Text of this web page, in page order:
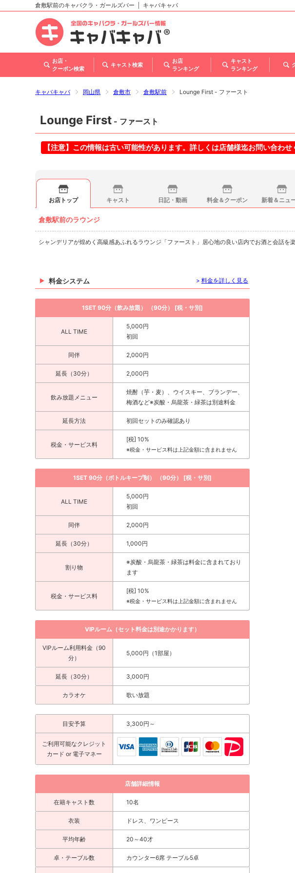
北海道
東北
甲信越・北陸
関西
倉敷駅前のキャバクラ・ガールズバー キャバキャバ
お店・
クーポン検索
キャスト検索
お店
ランキング
キャスト
ランキング
キャバキャバ 岡山県 倉敷市 倉敷駅前 Lounge First - ファースト
Lounge First - ファースト
【注意】この情報は古い可能性があります。詳しくは店舗様迄お問い合わせ
お店トップ キャスト 日記・動画 料金＆クーポン 新着＆ニュ
倉敷駅前のラウンジ
シャンデリアが煌めく高級感あふれるラウンジ「ファースト」居心地の良い店内でお酒と会話を
料金システム > 料金を詳しく見る
1SET 90分（飲み放題） （90分） [税・サ別]
ALL TIME
5,000円
初回
同伴 2,000円
延長（30分） 2,000円
飲み放題メニュー
焼酎（芋・麦）、ウイスキー、ブランデー、
梅酒など※炭酸・烏龍茶・緑茶は別途料金
延長方法 初回セットのみ確認あり
税金・サービス料
[税] 10%
※税金・サービス料は上記金額に含まれません
1SET 90分（ボトルキープ制） （90分） [税・サ別]
ALL TIME
5,000円
初回
同伴 2,000円
延長（30分） 1,000円
割り物
※炭酸・烏龍茶・緑茶は料金に含まれており
ます
税金・サービス料
[税] 10%
※税金・サービス料は上記金額に含まれません
VIPルーム（セット料金は別途かかります）
VIPルーム利用料金（90
分）
5,000円（1部屋）
延長（30分） 3,000円
カラオケ 歌い放題
目安予算 3,300円～
ご利用可能なクレジット
カード or 電子マネー
店舗詳細情報
在籍キャスト数 10名
衣装 ドレス、ワンピース
平均年齢 20～40才
卓・テーブル数 カウンター6席 テーブル5卓